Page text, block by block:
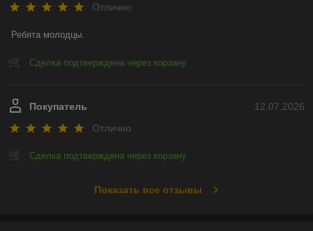
Отлично
Ребята молодцы.
Сделка подтверждена через корзину
12.07.2026
Покупатель
Отлично
Сделка подтверждена через корзину
Показать все отзывы